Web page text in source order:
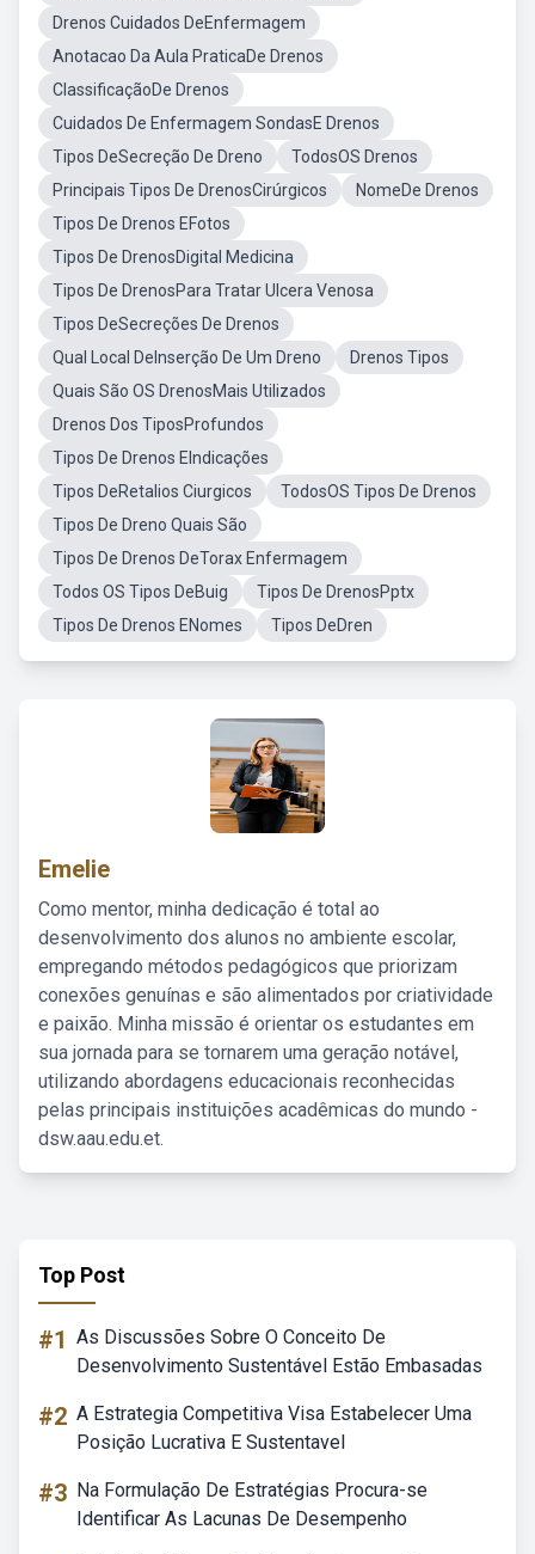
Drenos Cuidados DeEnfermagem
Anotacao Da Aula PraticaDe Drenos
ClassificaçãoDe Drenos
Cuidados De Enfermagem SondasE Drenos
Tipos DeSecreção De Dreno
TodosOS Drenos
Principais Tipos De DrenosCirúrgicos
NomeDe Drenos
Tipos De Drenos EFotos
Tipos De DrenosDigital Medicina
Tipos De DrenosPara Tratar Ulcera Venosa
Tipos DeSecreções De Drenos
Qual Local DeInserção De Um Dreno
Drenos Tipos
Quais São OS DrenosMais Utilizados
Drenos Dos TiposProfundos
Tipos De Drenos EIndicações
Tipos DeRetalios Ciurgicos
TodosOS Tipos De Drenos
Tipos De Dreno Quais São
Tipos De Drenos DeTorax Enfermagem
Todos OS Tipos DeBuig
Tipos De DrenosPptx
Tipos De Drenos ENomes
Tipos DeDren
Emelie
Como mentor, minha dedicação é total ao
desenvolvimento dos alunos no ambiente escolar,
empregando métodos pedagógicos que priorizam
conexões genuínas e são alimentados por criatividade
e paixão. Minha missão é orientar os estudantes em
sua jornada para se tornarem uma geração notável,
utilizando abordagens educacionais reconhecidas
pelas principais instituições acadêmicas do mundo -
dsw.aau.edu.et.
Top Post
#1 As Discussões Sobre O Conceito De
Desenvolvimento Sustentável Estão Embasadas
#2 A Estrategia Competitiva Visa Estabelecer Uma
Posição Lucrativa E Sustentavel
#3 Na Formulação De Estratégias Procura-se
Identificar As Lacunas De Desempenho